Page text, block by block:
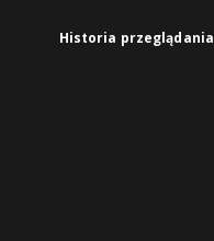
Historia przeglądania